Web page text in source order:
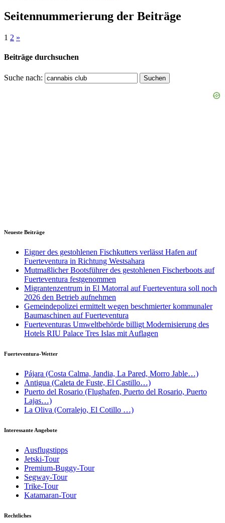
Seitennummerierung der Beiträge
1 2 »
Beiträge durchsuchen
Suche nach:
Neueste Beiträge
Eigner des gestohlenen Fischkutters verlässt Hafen auf
Fuerteventura in Richtung Westsahara
Mutmaßlicher Bootsführer des gestohlenen Fischerboots auf
Fuerteventura festgenommen
Migrantenzentrum in El Matorral auf Fuerteventura soll noch
2026 den Betrieb aufnehmen
Gemeindepolizei ermittelt wegen beschmierter kommunaler
Baumaschinen auf Fuerteventura
Fuerteventuras Umweltbehörde billigt Modernisierung des
Hotels RIU Palace Tres Islas mit Auflagen
Fuerteventura-Wetter
Pájara (Costa Calma, Jandia, La Pared, Morro Jable…)
Antigua (Caleta de Fuste, El Castillo…)
Puerto del Rosario (Flughafen, Puerto del Rosario, Puerto
Lajas…)
La Oliva (Corralejo, El Cotillo …)
Interessante Angebote
Ausflugstipps
Jetski-Tour
Premium-Buggy-Tour
Segway-Tour
Trike-Tour
Katamaran-Tour
Rechtliches